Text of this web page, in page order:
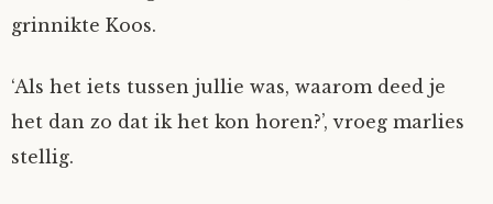
Henricus
Jack
Johanna
grinnikte Koos.
‘Als het iets tussen jullie was, waarom deed je
het dan zo dat ik het kon horen?’, vroeg marlies
stellig.